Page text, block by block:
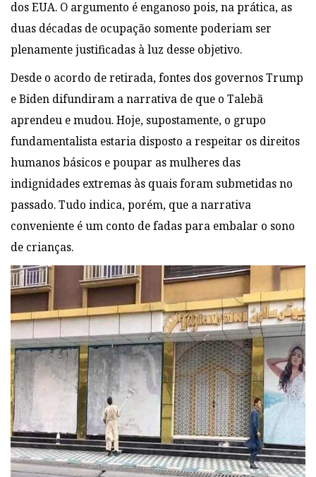
dos EUA. O argumento é enganoso pois, na prática, as
duas décadas de ocupação somente poderiam ser
plenamente justificadas à luz desse objetivo.
Desde o acordo de retirada, fontes dos governos Trump
e Biden difundiram a narrativa de que o Talebã
aprendeu e mudou. Hoje, supostamente, o grupo
fundamentalista estaria disposto a respeitar os direitos
humanos básicos e poupar as mulheres das
indignidades extremas às quais foram submetidas no
passado. Tudo indica, porém, que a narrativa
conveniente é um conto de fadas para embalar o sono
de crianças.